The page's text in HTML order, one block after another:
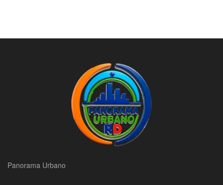
Panorama Urbano